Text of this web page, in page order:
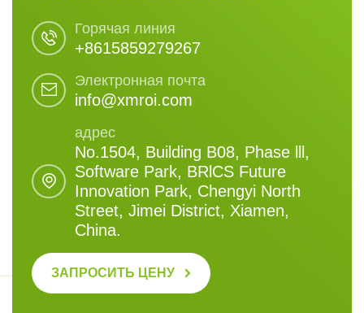
Горячая линия
+8615859279267
Электронная почта
info@xmroi.com
адрес
No.1504, Building B08, Phase lll,
Software Park, BRlCS Future
Innovation Park, Chengyi North
Street, Jimei District, Xiamen,
China.
ЗАПРОСИТЬ ЦЕНУ